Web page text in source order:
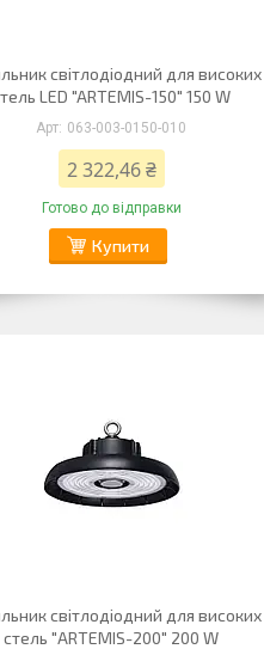
світлодіодний для високих
LED "ARTEMIS-150" 150 W
063-003-0150-010
2 322,46 ₴
Готово до відправки
Купити
світлодіодний для високих
стель "ARTEMIS-200" 200 W